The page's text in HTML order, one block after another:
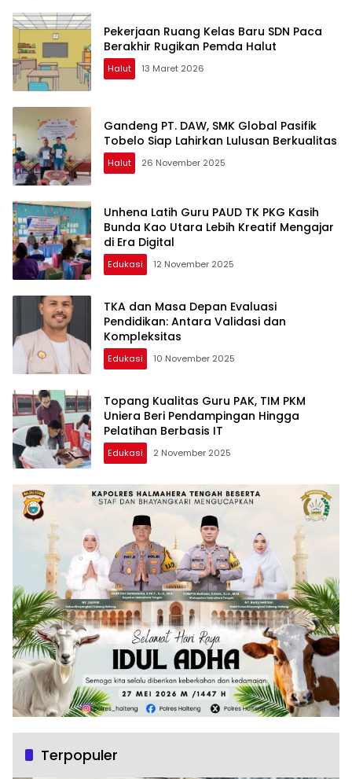
Pekerjaan Ruang Kelas Baru SDN Paca
Berakhir Rugikan Pemda Halut
Halut 13 Maret 2026
Gandeng PT. DAW, SMK Global Pasifik
Tobelo Siap Lahirkan Lulusan Berkualitas
Halut 26 November 2025
Unhena Latih Guru PAUD TK PKG Kasih
Bunda Kao Utara Lebih Kreatif Mengajar
di Era Digital
Edukasi 12 November 2025
TKA dan Masa Depan Evaluasi
Pendidikan: Antara Validasi dan
Kompleksitas
Edukasi 10 November 2025
Topang Kualitas Guru PAK, TIM PKM
Uniera Beri Pendampingan Hingga
Pelatihan Berbasis IT
Edukasi 2 November 2025
Terpopuler